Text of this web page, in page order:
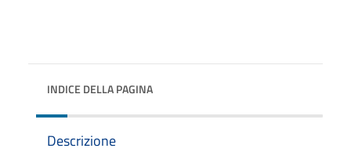
INDICE DELLA PAGINA
Descrizione